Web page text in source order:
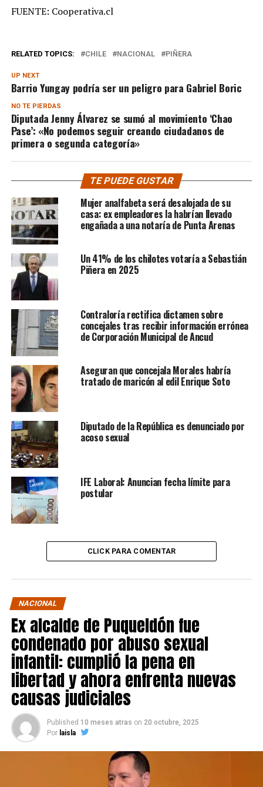
FUENTE: Cooperativa.cl
RELATED TOPICS: CHILE NACIONAL PIÑERA
UP NEXT
Barrio Yungay podría ser un peligro para Gabriel Boric
NO TE PIERDAS
Diputada Jenny Álvarez se sumó al movimiento ‘Chao
Pase’: «No podemos seguir creando ciudadanos de
primera o segunda categoría»
TE PUEDE GUSTAR
Mujer analfabeta será desalojada de su
casa: ex empleadores la habrían llevado
engañada a una notaría de Punta Arenas
Un 41% de los chilotes votaría a Sebastián
Piñera en 2025
Contraloría rectifica dictamen sobre
concejales tras recibir información errónea
de Corporación Municipal de Ancud
Aseguran que concejala Morales habría
tratado de maricón al edil Enrique Soto
Diputado de la República es denunciado por
acoso sexual
IFE Laboral: Anuncian fecha límite para
postular
CLICK PARA COMENTAR
NACIONAL
Ex alcalde de Puqueldón fue
condenado por abuso sexual
infantil: cumplió la pena en
libertad y ahora enfrenta nuevas
causas judiciales
Published 10 meses atras on 20 octubre, 2025
Por laisla